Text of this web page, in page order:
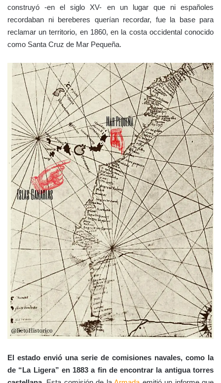
construyó -en el siglo XV- en un lugar que ni españoles
recordaban ni bereberes querían recordar, fue la base para
reclamar un territorio, en 1860, en la costa occidental conocido
como Santa Cruz de Mar Pequeña.
El estado envió una serie de comisiones navales, como la
de “La Ligera” en 1883 a fin de encontrar la antigua torres